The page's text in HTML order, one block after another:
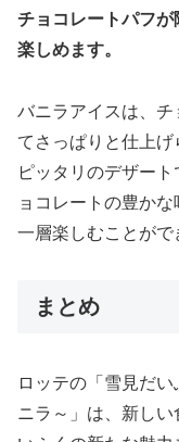
チョコレートパフ
楽しめます。
バニラアイスは、
てさっぱりと仕上
ピッタリのデザー
ョコレートの豊か
一層楽しむことがで
まとめ
ロッテの「雪見だ
ニラ～」は、新し